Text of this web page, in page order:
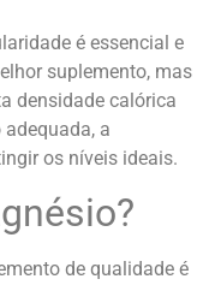
é essencial e
suplemento, mas
densidade calórica
a
os níveis ideais.
de qualidade é